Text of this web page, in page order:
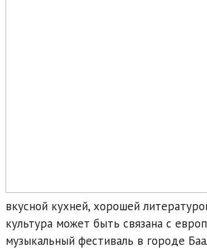
вкусной кухней, хорошей
культура может быть связана с
музыкальный фестиваль в городе